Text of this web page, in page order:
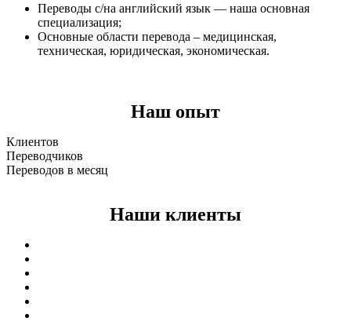
Переводы с/на английский язык — наша основная
специализация;
Основные области перевода – медицинская,
техническая, юридическая, экономическая.
Наш опыт
Клиентов
Переводчиков
Переводов в месяц
Наши клиенты